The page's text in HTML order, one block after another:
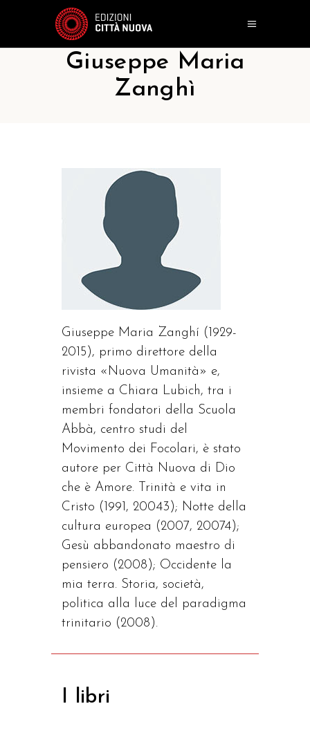
Giuseppe Maria
Zanghì
Giuseppe Maria Zanghí (1929-
2015), primo direttore della
rivista «Nuova Umanità» e,
insieme a Chiara Lubich, tra i
membri fondatori della Scuola
Abbà, centro studi del
Movimento dei Focolari, è stato
autore per Città Nuova di Dio
che è Amore. Trinità e vita in
Cristo (1991, 20043); Notte della
cultura europea (2007, 20074);
Gesù abbandonato maestro di
pensiero (2008); Occidente la
mia terra. Storia, società,
politica alla luce del paradigma
trinitario (2008).
I libri